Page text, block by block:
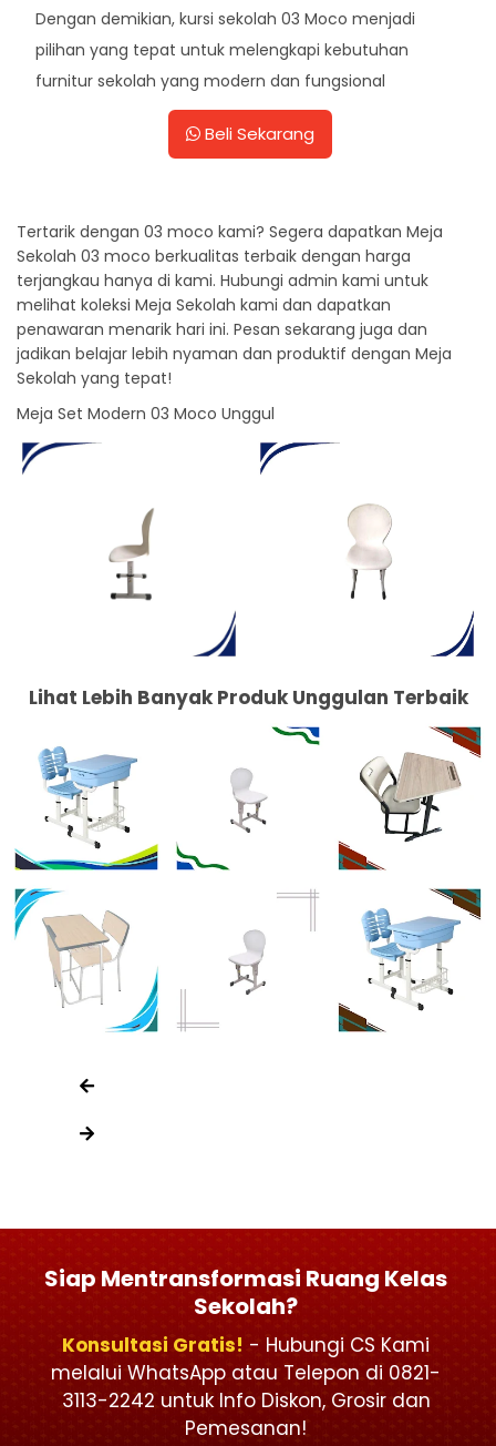
Dengan demikian, kursi sekolah 03 Moco menjadi
pilihan yang tepat untuk melengkapi kebutuhan
furnitur sekolah yang modern dan fungsional
Beli Sekarang
Tertarik dengan 03 moco kami? Segera dapatkan Meja
Sekolah 03 moco berkualitas terbaik dengan harga
terjangkau hanya di kami. Hubungi admin kami untuk
melihat koleksi Meja Sekolah kami dan dapatkan
penawaran menarik hari ini. Pesan sekarang juga dan
jadikan belajar lebih nyaman dan produktif dengan Meja
Sekolah yang tepat!
Meja Set Modern 03 Moco Unggul
Lihat Lebih Banyak Produk Unggulan Terbaik
Siap Mentransformasi Ruang Kelas
Sekolah?
Konsultasi Gratis! - Hubungi CS Kami
melalui WhatsApp atau Telepon di 0821-
3113-2242 untuk Info Diskon, Grosir dan
Pemesanan!